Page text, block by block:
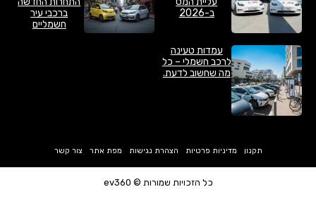
ב-2026
ברכבי עיר
חשמליים
עמדות טעינה
לרכב חשמלי – כל
מה שחשוב לדעת.
כל הזכויות שמורות © ev360
תקנון מדיניות פרטיות הצהרת נגישות מפת אתר צור קשר